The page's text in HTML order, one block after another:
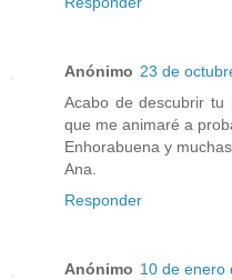
Anónimo 23 de
Acabo de descubrir
que me animaré a
Enhorabuena y
Ana.
Responder
Anónimo 10 de enero